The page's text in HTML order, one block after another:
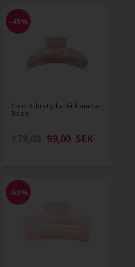
-45%
Chris Rubin Lydia Hårklämma -
Blush
99,00 SEK
-50%